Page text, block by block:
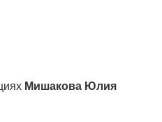
Мишакова Юлия